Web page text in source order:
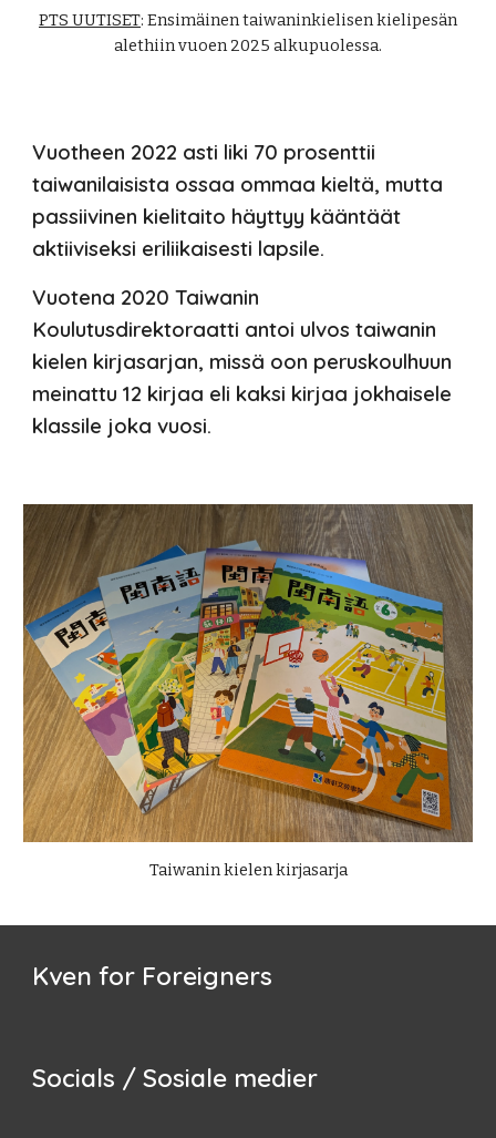
PTS UUTISET: Ensimäinen taiwaninkielisen kielipesän
alethiin vuoen 2025 alkupuolessa.
Vuotheen 2022 asti liki 70 prosenttii
taiwanilaisista ossaa ommaa kieltä, mutta
passiivinen kielitaito häyttyy kääntäät
aktiiviseksi eriliikaisesti lapsile.
Vuotena 2020 Taiwanin
Koulutusdirektoraatti antoi ulvos taiwanin
kielen kirjasarjan, missä oon peruskoulhuun
meinattu 12 kirjaa eli kaksi kirjaa jokhaisele
klassile joka vuosi.
Taiwanin kielen kirjasarja
Kven for Foreigners
Socials / Sosiale medier